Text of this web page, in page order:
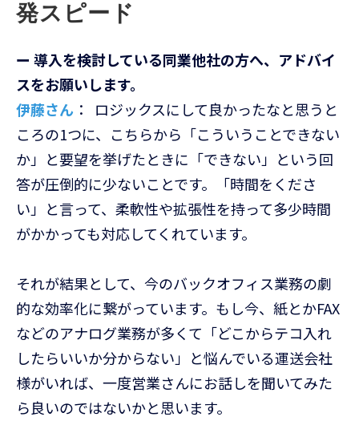
発スピード
ー 導入を検討している同業他社の方へ、アドバイ
スをお願いします。
伊藤さん ： ロジックスにして良かったなと思うと
ころの1つに、こちらから「こういうことできない
か」と要望を挙げたときに「できない」という回
答が圧倒的に少ないことです。「時間をくださ
い」と言って、柔軟性や拡張性を持って多少時間
がかかっても対応してくれています。
それが結果として、今のバックオフィス業務の劇
的な効率化に繋がっています。もし今、紙とかFAX
などのアナログ業務が多くて「どこからテコ入れ
したらいいか分からない」と悩んでいる運送会社
様がいれば、一度営業さんにお話しを聞いてみた
ら良いのではないかと思います。